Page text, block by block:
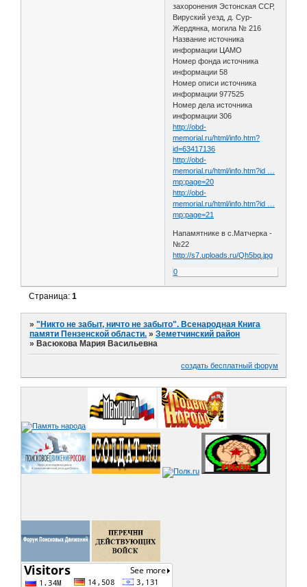
захоронения Эстонская ССР,
Вируский уезд, д. Сур-
Жердянка, могила № 216
Название источника
информации ЦАМО
Номер фонда источника
информации 58
Номер описи источника
информации 977525
Номер дела источника
информации 306
http://obd-
memorial.ru/html/info.htm?
id=63417136
http://obd-
memorial.ru/html/info.htm?id …
mp;page=20
http://obd-
memorial.ru/html/info.htm?id …
mp;page=21
Напамятнике в с.Матчерка -
№22
http://s7.uploads.ru/Qh5bq.jpg
0
Страница:1
»"Никто не забыт, ничто не забыто". Всенародная Книга
памяти Пензенской области. »Земетчинский район
» Васюкова Мария Васильевна
создать бесплатный форум